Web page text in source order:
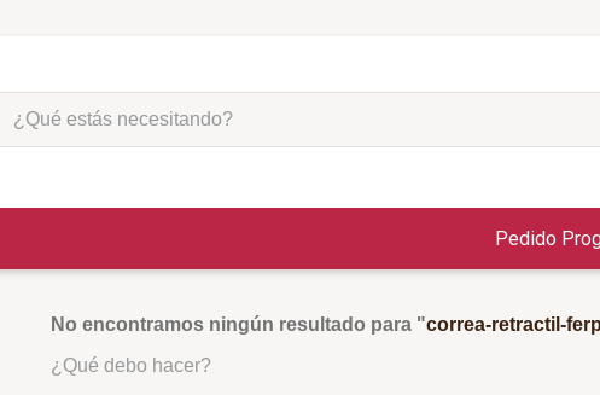
estás necesitando?
Pedido
No encontramos ningún resultado para "correa-retractil-
¿Qué debo hacer?